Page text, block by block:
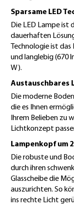
Sparsame LED
Die LED Lampe ist
dauerhaften
Technologie ist
und langlebig (670
W).
Austauschbares
Die moderne
die es Ihnen
Ihrem Belieben zu
Lichtkonzept
Lampenkopf um
Die robuste und
durch ihren
Glasscheibe die
auszurichten. So
ins rechte Licht